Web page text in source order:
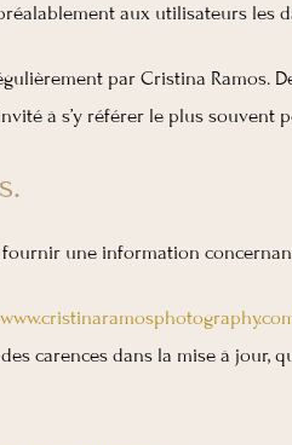
aux utilisateurs les
par Cristina Ramos.
à s’y référer le plus souvent
une information
carences dans la mise à jour,